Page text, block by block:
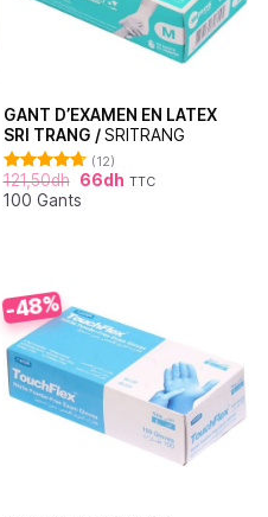
GANT D’EXAMEN EN LATEX
SRI TRANG /SRITRANG
Note4.67
sur 5
(12)
121,50dh 66dh TTC
100 Gants
-48%